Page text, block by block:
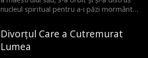
observă. Iubirea pentru care a luptat atât
să demonstreze că o merită... Nora nu
nucleul spiritual pentru a-i păzi mormântul
Horton a venit să rupă logodna, iar sora
sa mai mică de sectă și un alt discipol i-au
furat Osul Divin și l-au aruncat de pe o
Divorțul Care a Cutremurat
Lumea